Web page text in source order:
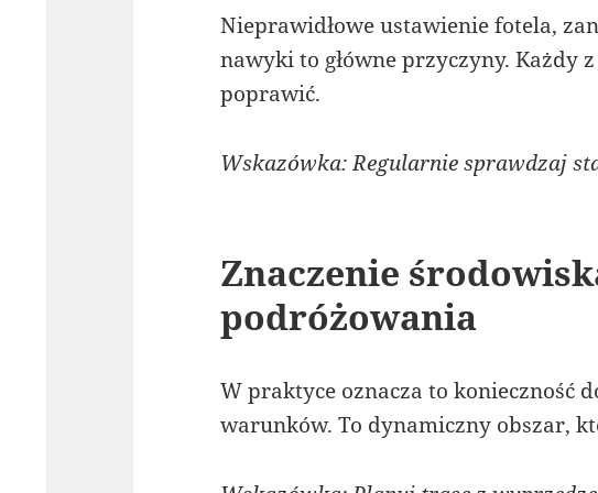
Nieprawidłowe ustawienie fotela,
nawyki to główne przyczyny. Każdy
poprawić.
Wskazówka: Regularnie sprawdzaj
Znaczenie
podróżowania
W praktyce oznacza to konieczność
warunków. To dynamiczny obszar,